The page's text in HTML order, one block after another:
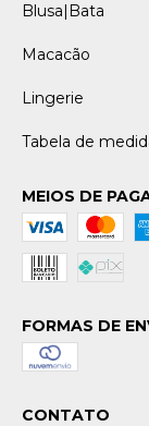
Blusa|Bata
Macacão
Lingerie
Tabela de
MEIOS DE
FORMAS DE
CONTATO